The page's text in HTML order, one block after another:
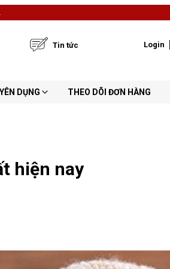
Tin tức
DỤNG THEO DÕI ĐƠN HÀNG
Login
hiện nay